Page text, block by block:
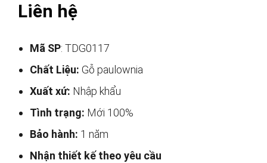
Liên hệ
Mã SP: TDG0117
Chất Liệu: Gỗ paulownia
Xuất xứ: Nhập khẩu
Tình trạng: Mới 100%
Bảo hành: 1 năm
Nhận thiết kế theo yêu cầu